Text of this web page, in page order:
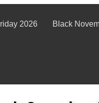
2026 Black